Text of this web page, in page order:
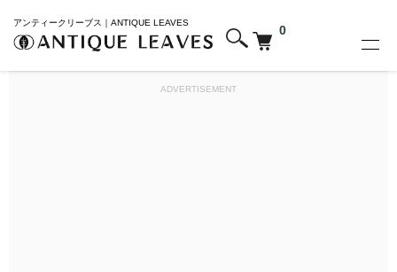
アンティークリーブス｜ANTIQUE LEAVES
0
ADVERTISEMENT